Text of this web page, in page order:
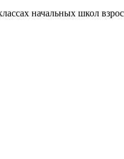
начальных школ